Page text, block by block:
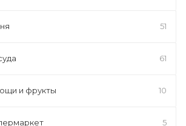
51
61
и фрукты 10
5